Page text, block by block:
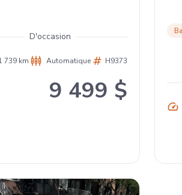
D'occasion
739 km Automatique H9373
9 499 $